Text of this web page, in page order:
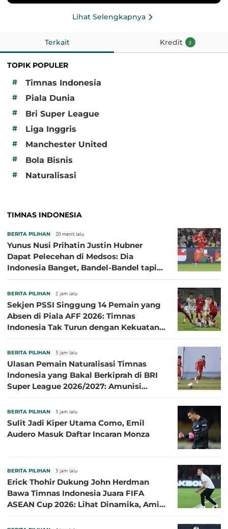
Lihat Selengkapnya
Terkait Kredit 2
TOPIK POPULER
#
Timnas Indonesia
# Piala Dunia
# Bri Super League
# Liga Inggris
# Manchester United
# Bola Bisnis
# Naturalisasi
TIMNAS INDONESIA
BERITA PILIHAN 20 menit lalu
Yunus Nusi Prihatin Justin Hubner
Dapat Pelecehan di Medsos: Dia
Indonesia Banget, Bandel-Bandel tapi
BERITA PILIHAN 2 jam lalu
Sekjen PSSI Singgung 14 Pemain yang
Absen di Piala AFF 2026: Timnas
Indonesia Tak Turun dengan Kekuatan
BERITA PILIHAN 3 jam lalu
Ulasan Pemain Naturalisasi Timnas
Indonesia yang Bakal Berkiprah di BRI
Super League 2026/2027: Amunisi
BERITA PILIHAN 3 jam lalu
Sulit Jadi Kiper Utama Como, Emil
Audero Masuk Daftar Incaran Monza
BERITA PILIHAN 3 jam lalu
Erick Thohir Dukung John Herdman
Bawa Timnas Indonesia Juara FIFA
ASEAN Cup 2026: Lihat Dinamika, Amit-